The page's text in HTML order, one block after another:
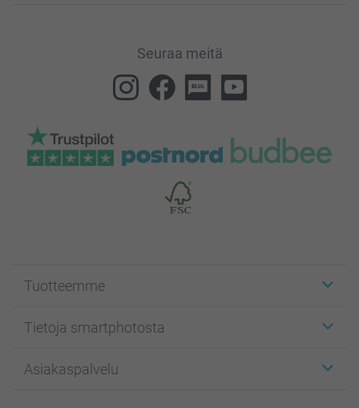
Seuraa meitä
Tuotteemme
Kuvakortit
Kuvakirjat
Tietoja smartphotosta
Affiliate ohjelma
Asiakaspalvelu